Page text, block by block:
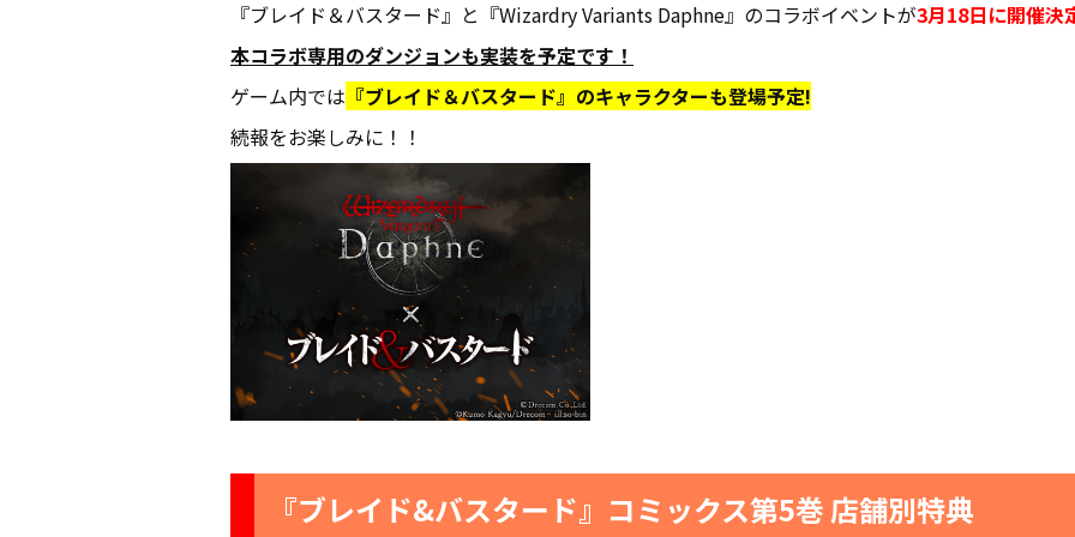
『ブレイド＆バスタード』と『Wizardry Variants Daphne』のコラボイベントが3月18日に開催決
本コラボ専用のダンジョンも実装を予定です！
ゲーム内では 『ブレイド＆バスタード』のキャラクターも登場予定!
続報をお楽しみに！！
『ブレイド&バスタード』コミックス第5巻 店舗別特典